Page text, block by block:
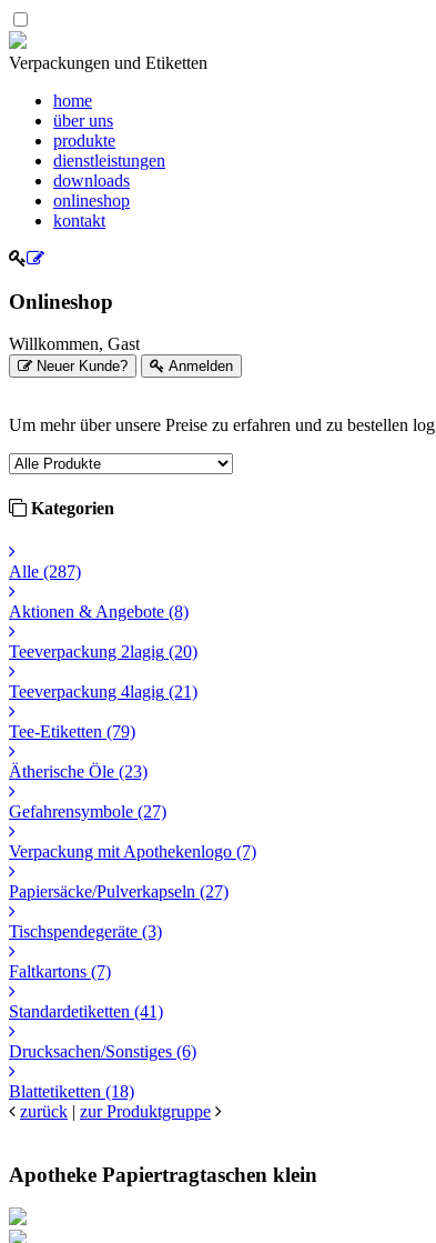
Verpackungen und Etiketten
home
über uns
produkte
dienstleistungen
downloads
onlineshop
kontakt
Onlineshop
Willkommen, Gast
Neuer Kunde? Anmelden
Um mehr über unsere Preise zu erfahren und zu bestellen
Kategorien
Alle (287)
Aktionen & Angebote (8)
Teeverpackung 2lagig (20)
Teeverpackung 4lagig (21)
Tee-Etiketten (79)
Ätherische Öle (23)
Gefahrensymbole (27)
Verpackung mit Apothekenlogo (7)
Papiersäcke/Pulverkapseln (27)
Tischspendegeräte (3)
Faltkartons (7)
Standardetiketten (41)
Drucksachen/Sonstiges (6)
Blattetiketten (18)
zurück | zur Produktgruppe
Apotheke Papiertragtaschen klein